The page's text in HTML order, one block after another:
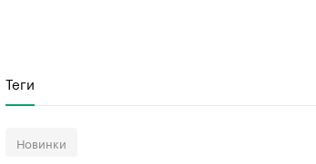
Теги
Новинки